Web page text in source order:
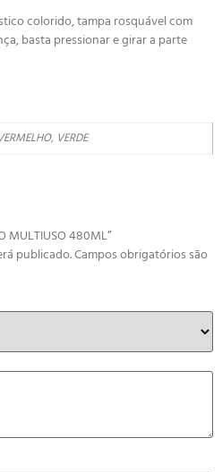
colorido, tampa rosquável com
basta pressionar e girar a parte
VERDE
MULTIUSO 480ML”
publicado.Campos obrigatórios são